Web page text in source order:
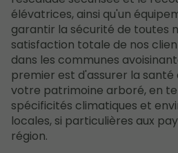
élévatrices, ainsi qu'un
garantir la sécurité de toutes
satisfaction totale de nos
dans les communes
premier est d'assurer la
votre patrimoine arboré, en
spécificités climatiques et
locales, si particulières aux
région.